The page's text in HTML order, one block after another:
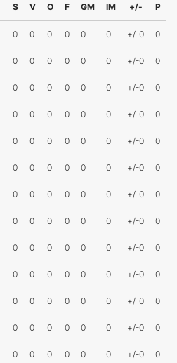
S V O F GM IM +/- P
0 0 0 0 0 0 +/-0 0
0 0 0 0 0 0 +/-0 0
0 0 0 0 0 0 +/-0 0
0 0 0 0 0 0 +/-0 0
0 0 0 0 0 0 +/-0 0
0 0 0 0 0 0 +/-0 0
0 0 0 0 0 0 +/-0 0
0 0 0 0 0 0 +/-0 0
0 0 0 0 0 0 +/-0 0
0 0 0 0 0 0 +/-0 0
0 0 0 0 0 0 +/-0 0
0 0 0 0 0 0 +/-0 0
0 0 0 0 0 0 +/-0 0